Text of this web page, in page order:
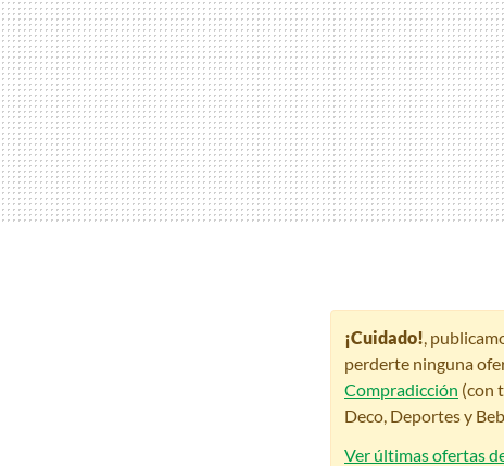
¡Cuidado! ,
perderte ninguna
Compradicción (con
Deco, Deportes y
Ver últimas ofertas